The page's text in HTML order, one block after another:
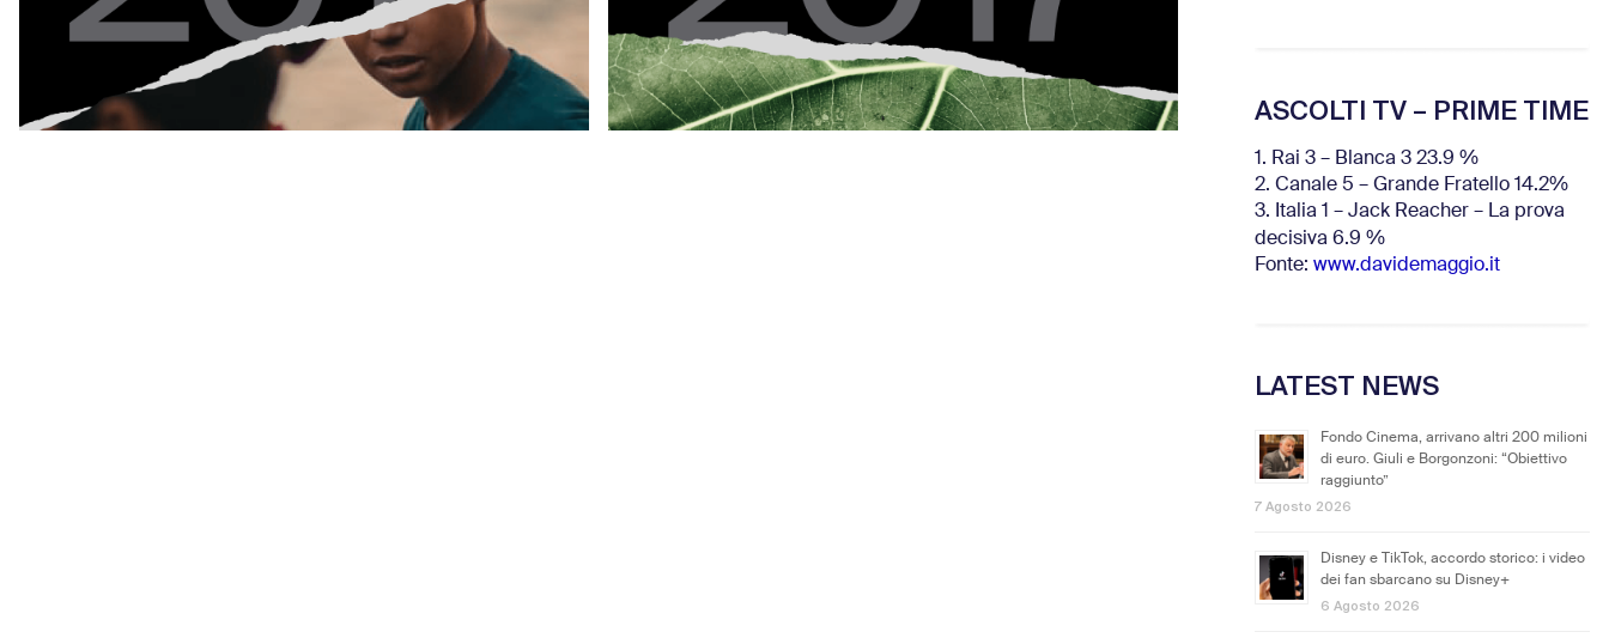
ASCOLTI TV – PRIME TIME
1. Rai 3 – Blanca 3 23.9 %
2. Canale 5 – Grande Fratello 14.2%
3. Italia 1 – Jack Reacher – La prova
decisiva 6.9 %
Fonte: www.davidemaggio.it
LATEST NEWS
Fondo Cinema, arrivano altri 200 milioni
di euro. Giuli e Borgonzoni: “Obiettivo
raggiunto”
7 Agosto 2026
Disney e TikTok, accordo storico: i video
dei fan sbarcano su Disney+
6 Agosto 2026